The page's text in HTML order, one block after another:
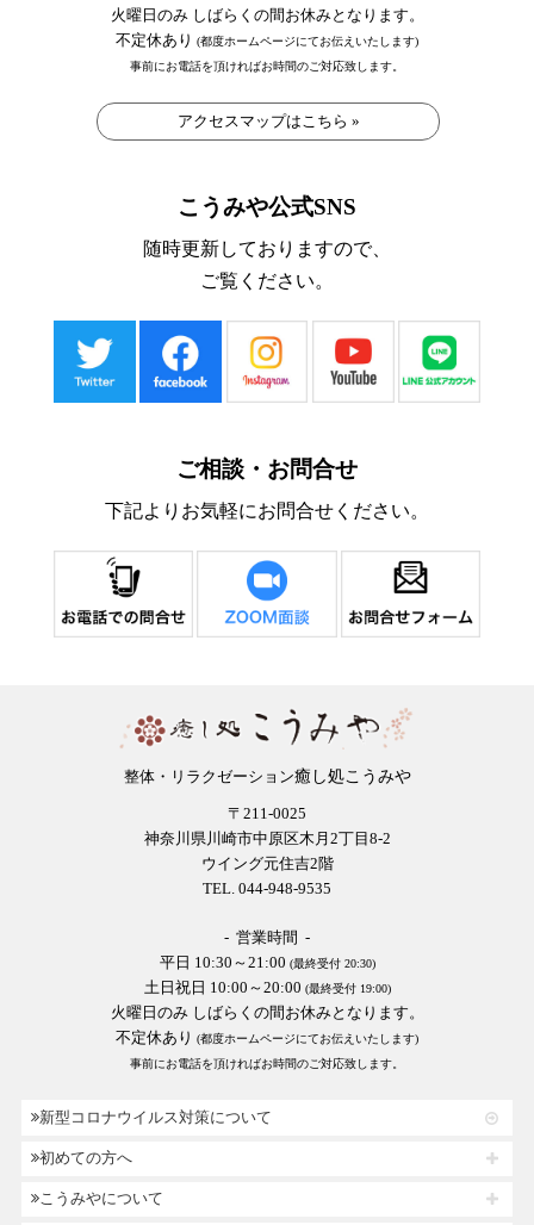
火曜日のみ しばらくの間お休みとなります。
不定休あり (都度ホームページにてお伝えいたします)
事前にお電話を頂ければお時間のご対応致します。
アクセスマップはこちら »
こうみや公式SNS
随時更新しておりますので、
ご覧ください。
ご相談・お問合せ
下記よりお気軽にお問合せください。
整体・リラクゼーション癒し処こうみや
〒211-0025
神奈川県川崎市中原区木月2丁目8-2
ウイング元住吉2階
TEL. 044-948-9535
- 営業時間 -
平日 10:30～21:00 (最終受付 20:30)
土日祝日 10:00～20:00 (最終受付 19:00)
火曜日のみ しばらくの間お休みとなります。
不定休あり (都度ホームページにてお伝えいたします)
事前にお電話を頂ければお時間のご対応致します。
新型コロナウイルス対策について
初めての方へ
こうみやについて